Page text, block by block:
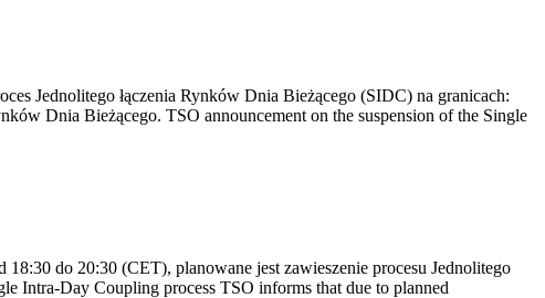
Jednolitego łączenia Rynków Dnia Bieżącego (SIDC) na granicach:
Dnia Bieżącego. TSO announcement on the suspension of the Single
do 20:30 (CET), planowane jest zawieszenie procesu Jednolitego
Intra-Day Coupling process TSO informs that due to planned